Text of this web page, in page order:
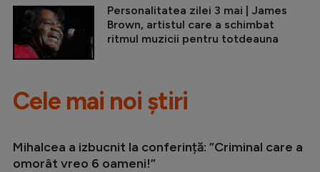
Personalitatea zilei 3 mai | James
Brown, artistul care a schimbat
ritmul muzicii pentru totdeauna
Cele mai noi știri
Mihalcea a izbucnit la conferință: ”Criminal care a
omorât vreo 6 oameni!”